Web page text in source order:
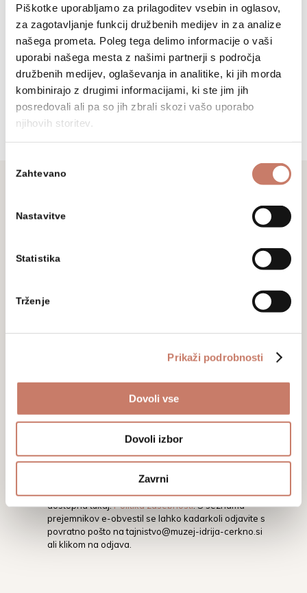
Piškotke uporabljamo za prilagoditev vsebin in oglasov,
za zagotavljanje funkcij družbenih medijev in za analize
našega prometa. Poleg tega delimo informacije o vaši
uporabi našega mesta z našimi partnerji s področja
družbenih medijev, oglaševanja in analitike, ki jih morda
kombinirajo z drugimi informacijami, ki ste jim jih
posredovali ali pa so jih zbrali skozi vašo uporabo
njihovih storitev.
soglasja
Zahtevano
Nastavitve
Statistika
Trženje
Prikaži podrobnosti
Dovoli vse
Dovoli izbor
Zavrni
Ne zamudite
Prijavite se na naše novice in sledite
razstavam.
da vas Mestni muzej Idrija na vaš elektronski naslov
obvešča o dogodkih, aktivnostih in novostih.
Podrobnejša določila glede varstva osebnih
podatkov ter pravic in obveznosti v tej zvezi, so
opredeljena v Politiki varstva osebnih podatkov, ki je
dostopna tukaj:Politika zasebnosti. S seznama
prejemnikov e-obvestil se lahko kadarkoli odjavite s
povratno pošto natajnistvo@muzej-idrija-cerkno.si
ali klikom na odjava.